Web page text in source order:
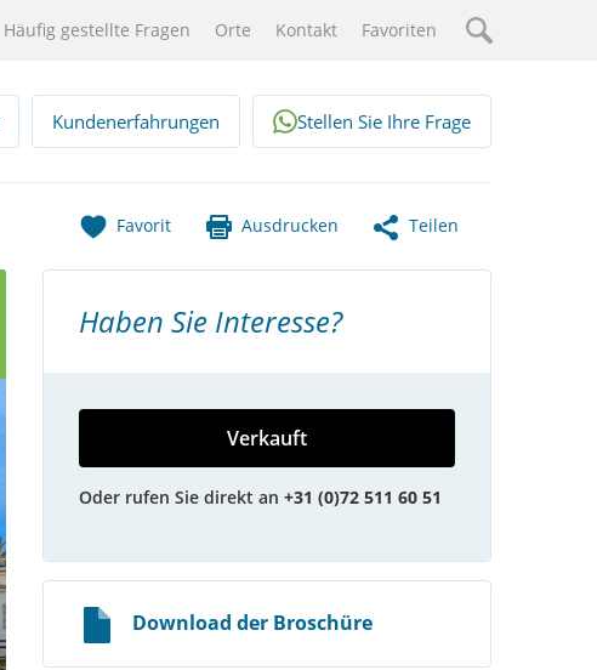
Häufig gestellte Fragen Orte Kontakt
Favoriten
Kundenerfahrungen Stellen Sie Ihre Frage
Favorit Ausdrucken Teilen
Haben Sie Interesse?
Verkauft
Oder rufen Sie direkt an +31 (0)72 511 60 51
Download der Broschüre